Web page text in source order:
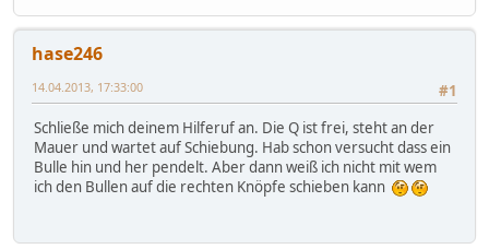
hase246
#1
14.04.2013, 17:33:00
Schließe mich deinem Hilferuf an. Die Q ist frei, steht an der
Mauer und wartet auf Schiebung. Hab schon versucht dass ein
Bulle hin und her pendelt. Aber dann weiß ich nicht mit wem
ich den Bullen auf die rechten Knöpfe schieben kann